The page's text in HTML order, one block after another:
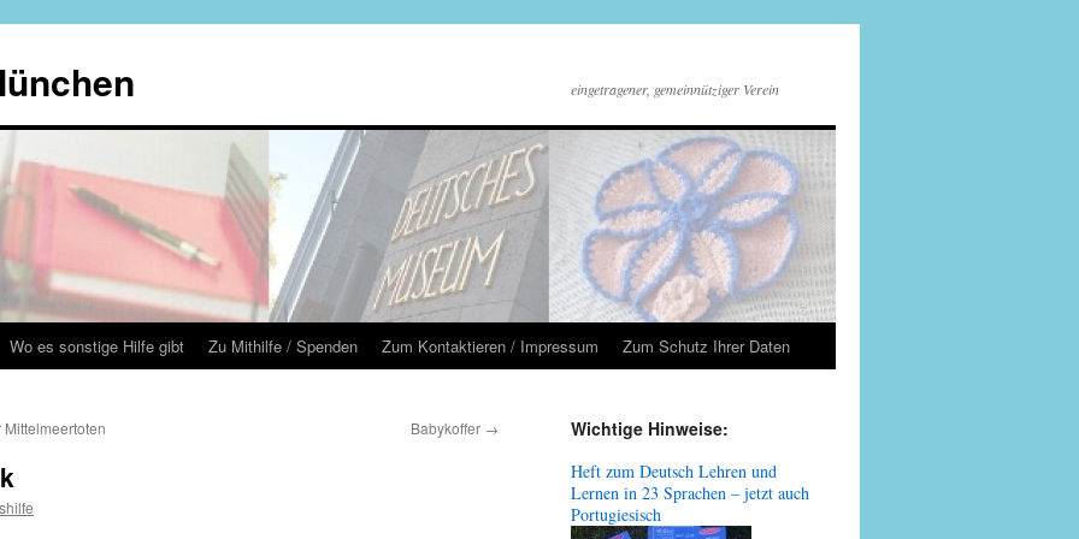
eingetragener, gemeinnütziger Verein
Wo es sonstige Hilfe gibt Zu Mithilfe / Spenden Zum Kontaktieren / Impressum Zum Schutz Ihrer Daten
Babykoffer → Wichtige Hinweise:
Heft zum Deutsch Lehren und
Lernen in 23 Sprachen – jetzt auch
Portugiesisch